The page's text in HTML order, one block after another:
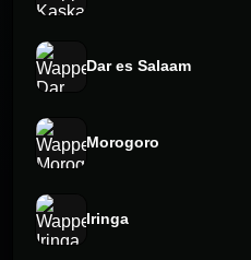
Dar es Salaam
Morogoro
Iringa